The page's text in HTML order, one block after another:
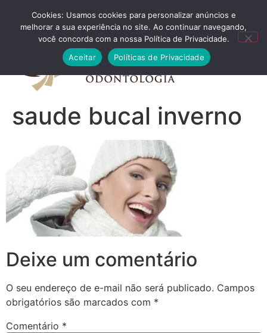
FALE CONOSCO
saude bucal inverno
Deixe um comentário
O seu endereço de e-mail não será publicado. Campos
obrigatórios são marcados com *
Comentário *
Cookies: Usamos cookies para personalizar anúncios e
melhorar a sua experiência no site. Ao continuar navegando,
você concorda com a nossa Política de Privacidade.
Aceitar
Políticas de Privacidade